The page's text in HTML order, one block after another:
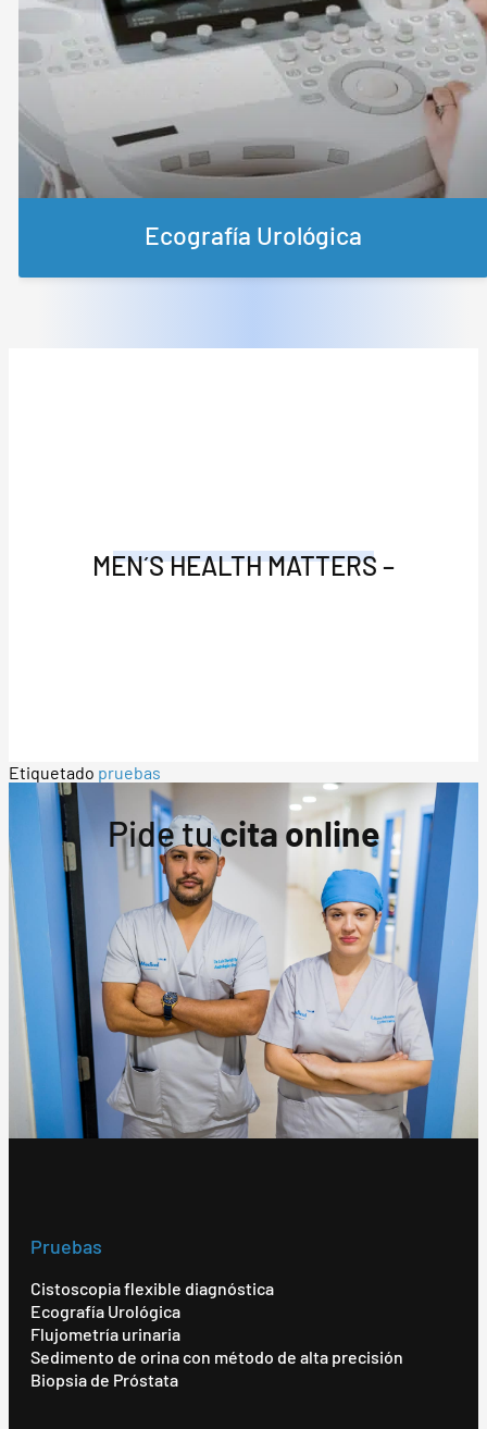
Ecografía Urológica
MEN´S HEALTH MATTERS –
Etiquetado pruebas
Pide tucita online
Pruebas
Cistoscopia flexible diagnóstica
Ecografía Urológica
Flujometría urinaria
Sedimento de orina con método de alta precisión
Biopsia de Próstata